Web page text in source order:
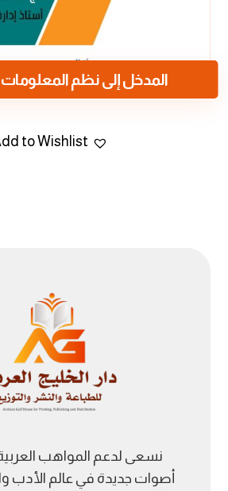
المدخل إلى نظم
to Wishlist
نسعى لدعم المواهب
أصوات جديدة في عالم الأدب